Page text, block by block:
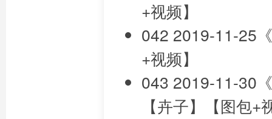
+视频】
042 2019-11-25
+视频】
043 2019-11-30
【卉子】【图包+